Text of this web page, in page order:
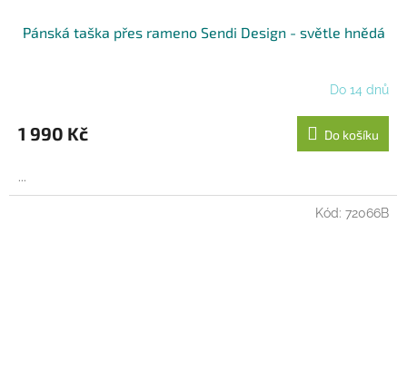
Pánská taška přes rameno Sendi Design - světle hnědá
Do 14 dnů
1 990 Kč Do košíku
...
Kód: 72066B